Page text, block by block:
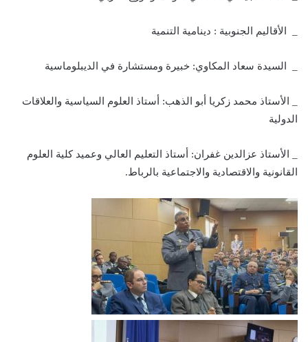
_ الأقاليم الجنوبية : دينامية التنمية
_ السيدة سعاد المكاوي: خبيرة ومستشارة في الديبلوماسية
_ الأستاذ محمد زكريا أبو الذهب: أستاذ العلوم السياسية والعلاقات
الدولية
_ الأستاذ عزالدين غفران: أستاذ التعليم العالي وعميد كلية العلوم
القانونية والاقتصادية والاجتماعية بالرباط.